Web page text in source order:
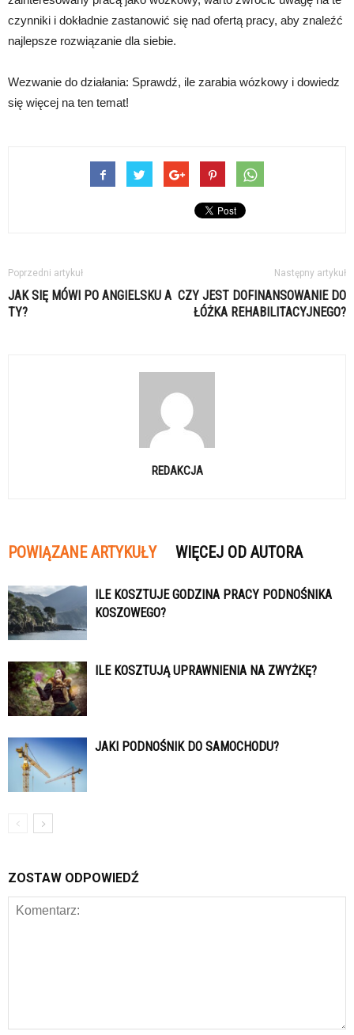
czynniki i dokładnie zastanowić się nad ofertą pracy, aby znaleźć
najlepsze rozwiązanie dla siebie.
Wezwanie do działania: Sprawdź, ile zarabia wózkowy i dowiedz
się więcej na ten temat!
Poprzedni artykuł
JAK SIĘ MÓWI PO ANGIELSKU A
TY?
Następny artykuł
CZY JEST DOFINANSOWANIE DO
ŁÓŻKA REHABILITACYJNEGO?
REDAKCJA
POWIĄZANE ARTYKUŁY WIĘCEJ OD AUTORA
ILE KOSZTUJE GODZINA PRACY PODNOŚNIKA
KOSZOWEGO?
ILE KOSZTUJĄ UPRAWNIENIA NA ZWYŻKĘ?
JAKI PODNOŚNIK DO SAMOCHODU?
ZOSTAW ODPOWIEDŹ